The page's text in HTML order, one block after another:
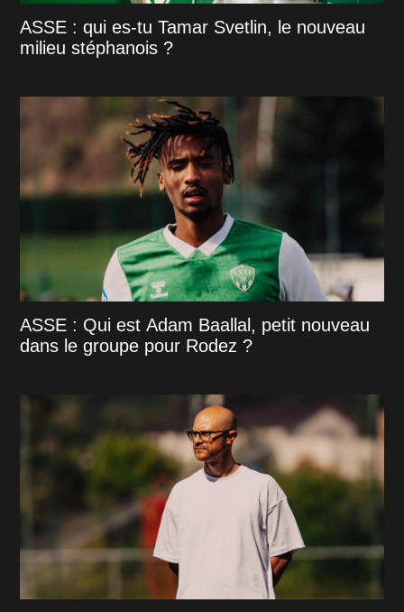
ASSE : qui es-tu Tamar Svetlin, le nouveau
milieu stéphanois ?
ASSE : Qui est Adam Baallal, petit nouveau
dans le groupe pour Rodez ?